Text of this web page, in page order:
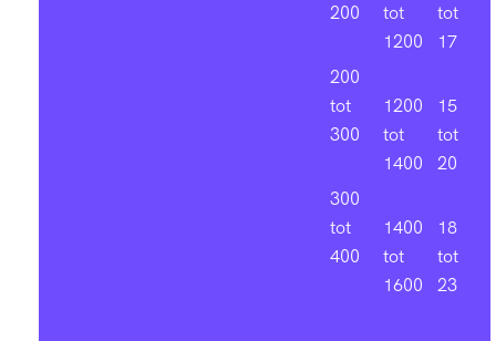
200
200
tot
300
300
tot
400
tot
1200
1200
tot
1400
1400
tot
1600
tot
17
15
tot
20
18
tot
23